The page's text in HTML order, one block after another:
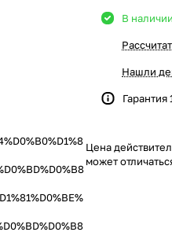
В наличии
Нашли
Гарантия
Цена
может